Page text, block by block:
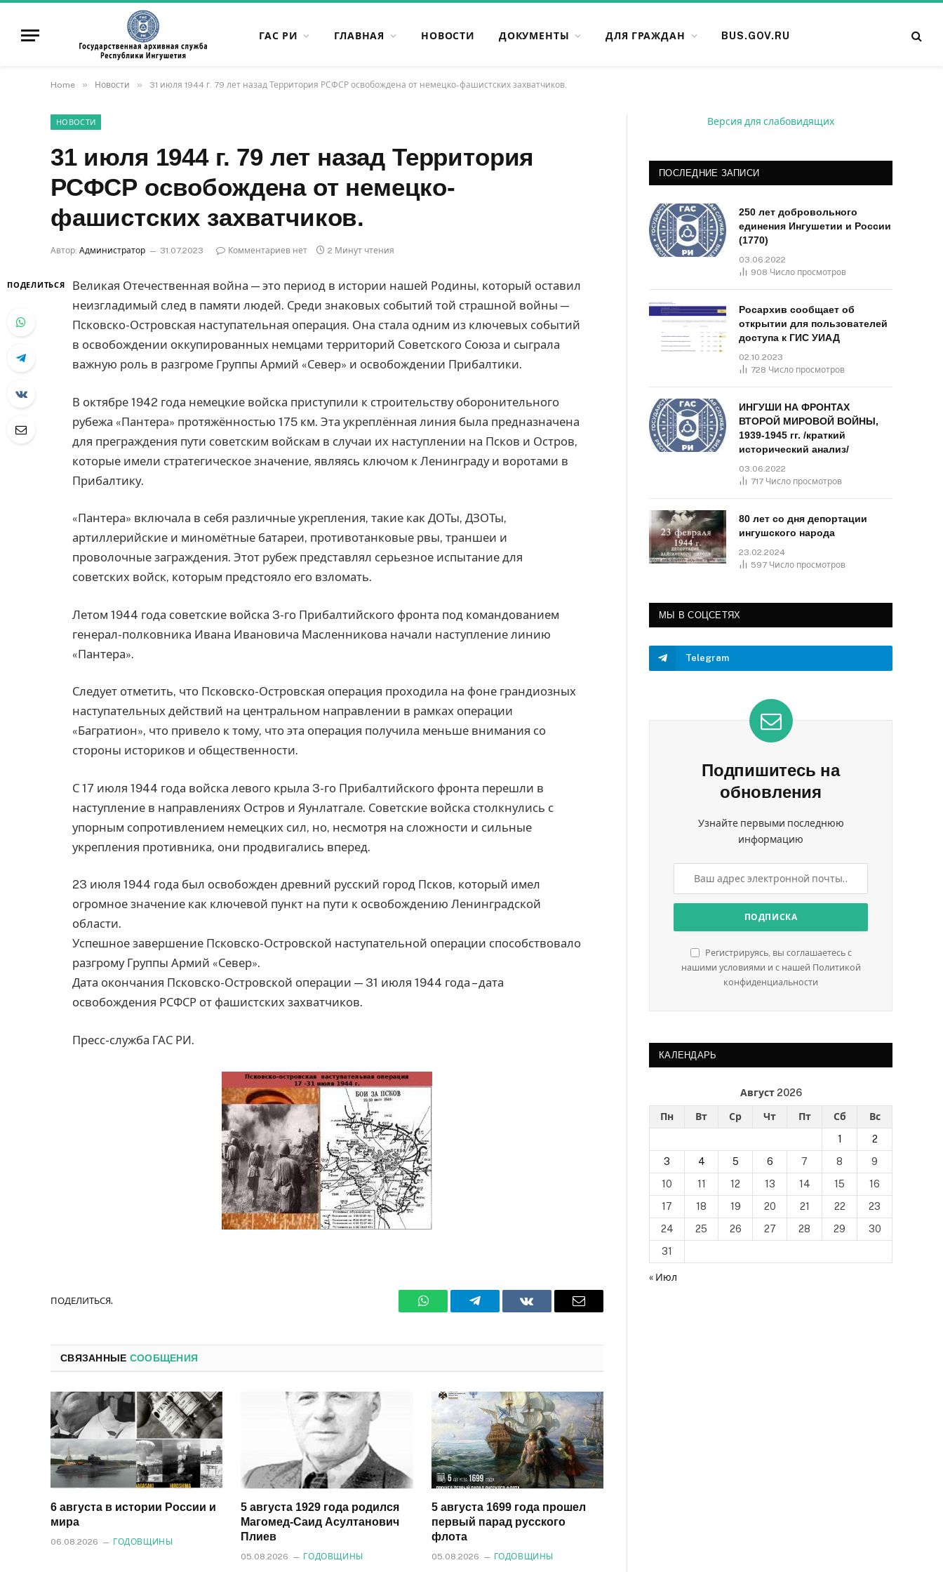
ГАС РИ ГЛАВНАЯ НОВОСТИ ДОКУМЕНТЫ ДЛЯ ГРАЖДАН BUS.GOV.RU
Home » Новости » 31 июля 1944 г. 79 лет назад Территория РСФСР освобождена от немецко-фашистских захватчиков.
НОВОСТИ
31 июля 1944 г. 79 лет назад Территория
РСФСР освобождена от немецко-
фашистских захватчиков.
Автор: Администратор 31.07.2023 Комментариев нет 2 Минут чтения
ПОДЕЛИТЬСЯ
Великая Отечественная война — это период в истории нашей Родины, который оставил
неизгладимый след в памяти людей. Среди знаковых событий той страшной войны —
Псковско-Островская наступательная операция. Она стала одним из ключевых событий
в освобождении оккупированных немцами территорий Советского Союза и сыграла
важную роль в разгроме Группы Армий «Север» и освобождении Прибалтики.
В октябре 1942 года немецкие войска приступили к строительству оборонительного
рубежа «Пантера» протяжённостью 175 км. Эта укреплённая линия была предназначена
для преграждения пути советским войскам в случаи их наступлении на Псков и Остров,
которые имели стратегическое значение, являясь ключом к Ленинграду и воротами в
Прибалтику.
«Пантера» включала в себя различные укрепления, такие как ДОТы, ДЗОТы,
артиллерийские и миномётные батареи, противотанковые рвы, траншеи и
проволочные заграждения. Этот рубеж представлял серьезное испытание для
советских войск, которым предстояло его взломать.
Летом 1944 года советские войска 3-го Прибалтийского фронта под командованием
генерал-полковника Ивана Ивановича Масленникова начали наступление линию
«Пантера».
Следует отметить, что Псковско-Островская операция проходила на фоне грандиозных
наступательных действий на центральном направлении в рамках операции
«Багратион», что привело к тому, что эта операция получила меньше внимания со
стороны историков и общественности.
С 17 июля 1944 года войска левого крыла 3-го Прибалтийского фронта перешли в
наступление в направлениях Остров и Яунлатгале. Советские войска столкнулись с
упорным сопротивлением немецких сил, но, несмотря на сложности и сильные
укрепления противника, они продвигались вперед.
23 июля 1944 года был освобожден древний русский город Псков, который имел
огромное значение как ключевой пункт на пути к освобождению Ленинградской
области.
Успешное завершение Псковско-Островской наступательной операции способствовало
разгрому Группы Армий «Север».
Дата окончания Псковско-Островской операции — 31 июля 1944 года – дата
освобождения РСФСР от фашистских захватчиков.
Пресс-служба ГАС РИ.
ПОДЕЛИТЬСЯ.
WhatsAppТелеграммВКонтактеЭлектронная
СВЯЗАННЫЕ СООБЩЕНИЯ
6 августа в истории России и
мира
06.08.2026 ГОДОВЩИНЫ
5 августа 1929 года родился
Магомед‑Саид Асултанович
Плиев
05.08.2026 ГОДОВЩИНЫ
5 августа 1699 года прошел
первый парад русского
флота
05.08.2026 ГОДОВЩИНЫ
Версия для слабовидящих
ПОСЛЕДНИЕ ЗАПИСИ
250 лет добровольного
единения Ингушетии и России
(1770)
03.06.2022
908 Число просмотров
Росархив сообщает об
открытии для пользователей
доступа к ГИС УИАД
02.10.2023
728 Число просмотров
ИНГУШИ НА ФРОНТАХ
ВТОРОЙ МИРОВОЙ ВОЙНЫ,
1939-1945 гг. /краткий
исторический анализ/
03.06.2022
717 Число просмотров
80 лет со дня депортации
ингушского народа
23.02.2024
597 Число просмотров
МЫ В СОЦСЕТЯХ
Telegram
Подпишитесь на
обновления
Узнайте первыми последнюю
информацию
Регистрируясь, вы соглашаетесь с
нашими условиями и с нашей Политикой
конфиденциальности
КАЛЕНДАРЬ
Август 2026
Пн Вт Ср Чт Пт Сб
Вс
1
2
3
4 5 6 7 8
9
10
11 12 13 14 15
16
17
18 19 20 21 22
23
24
25 26 27 28 29
30
31
« Июл